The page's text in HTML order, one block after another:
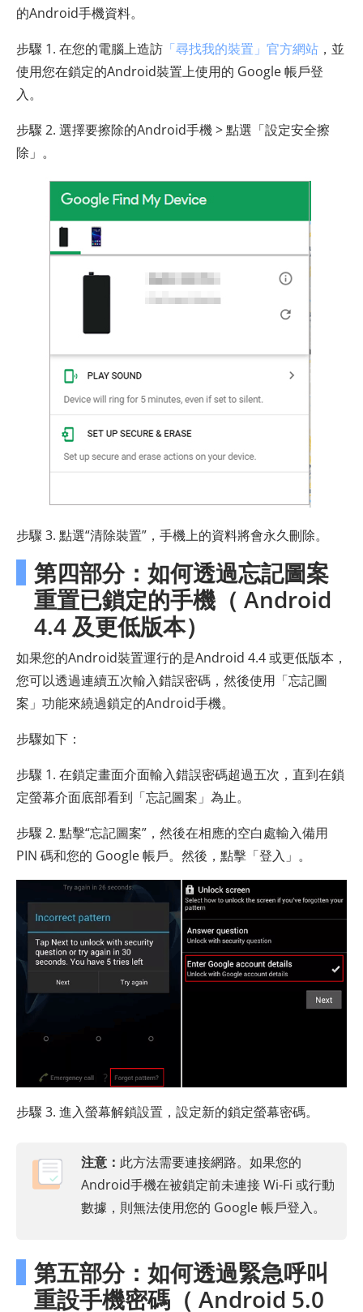
的Android手機資料。
步驟 1. 在您的電腦上造訪 「尋找我的裝置」官方網站 ，並
使用您在鎖定的Android裝置上使用的 Google 帳戶登
入。
步驟 2. 選擇要擦除的Android手機 > 點選「設定安全擦
除」。
步驟 3. 點選“清除裝置”，手機上的資料將會永久刪除。
第四部分：如何透過忘記圖案
重置已鎖定的手機（ Android
4.4 及更低版本）
如果您的Android裝置運行的是Android 4.4 或更低版本，
您可以透過連續五次輸入錯誤密碼，然後使用「忘記圖
案」功能來繞過鎖定的Android手機。
步驟如下：
步驟 1. 在鎖定畫面介面輸入錯誤密碼超過五次，直到在鎖
定螢幕介面底部看到「忘記圖案」為止。
步驟 2. 點擊“忘記圖案”，然後在相應的空白處輸入備用
PIN 碼和您的 Google 帳戶。然後，點擊「登入」。
步驟 3. 進入螢幕解鎖設置，設定新的鎖定螢幕密碼。
注意： 此方法需要連接網路。如果您的
Android手機在被鎖定前未連接 Wi-Fi 或行動
數據，則無法使用您的 Google 帳戶登入。
第五部分：如何透過緊急呼叫
重設手機密碼（ Android 5.0